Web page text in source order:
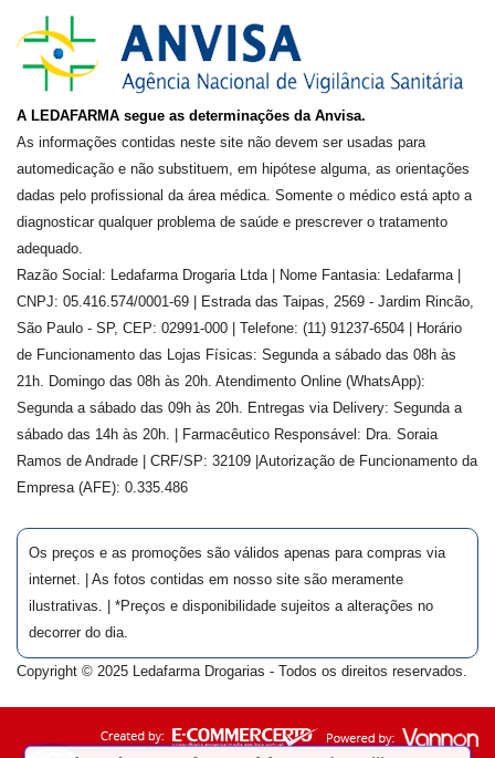
A LEDAFARMA segue as determinações da Anvisa.
As informações contidas neste site não devem ser usadas para
automedicação e não substituem, em hipótese alguma, as orientações
dadas pelo profissional da área médica. Somente o médico está apto a
diagnosticar qualquer problema de saúde e prescrever o tratamento
adequado.
Razão Social: Ledafarma Drogaria Ltda | Nome Fantasia: Ledafarma |
CNPJ: 05.416.574/0001-69 | Estrada das Taipas, 2569 - Jardim Rincão,
São Paulo - SP, CEP: 02991-000 | Telefone: (11) 91237-6504 | Horário
de Funcionamento das Lojas Físicas: Segunda a sábado das 08h às
21h. Domingo das 08h às 20h. Atendimento Online (WhatsApp):
Segunda a sábado das 09h às 20h. Entregas via Delivery: Segunda a
sábado das 14h às 20h. | Farmacêutico Responsável: Dra. Soraia
Ramos de Andrade
| CRF/SP: 32109 |Autorização de Funcionamento da
Empresa (AFE): 0.335.486
Os preços e as promoções são válidos apenas para compras via
internet. | As fotos contidas em nosso site são meramente
ilustrativas. | *Preços e disponibilidade sujeitos a alterações no
decorrer do dia.
Copyright © 2025 Ledafarma Drogarias - Todos os direitos reservados.